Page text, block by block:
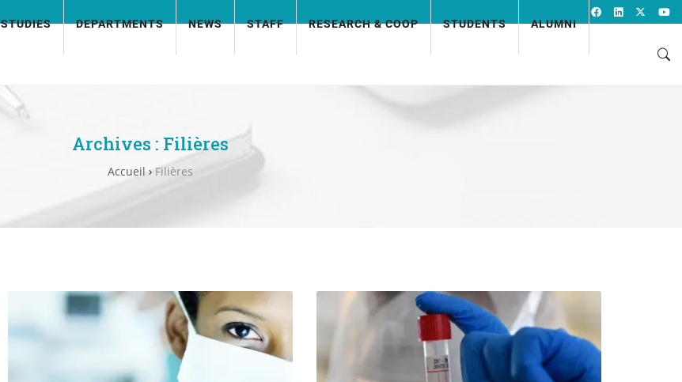
STUDIES DEPARTMENTS NEWS STAFF RESEARCH & COOP STUDENTS ALUMNI
Archives : Filières
Accueil › Filières